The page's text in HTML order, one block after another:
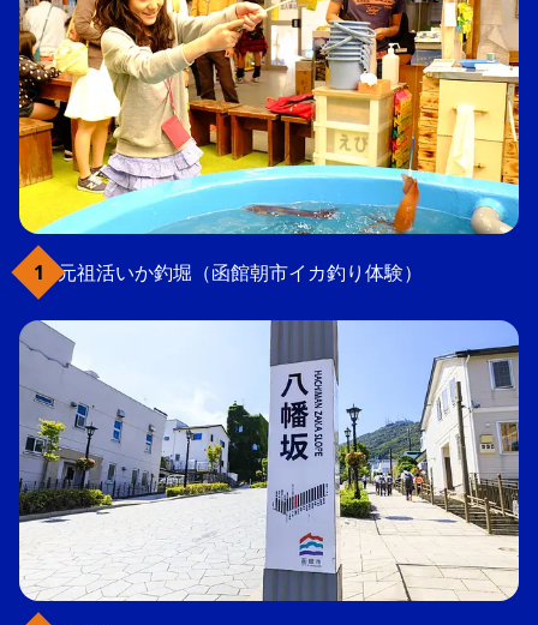
元祖活いか釣堀（函館朝市イカ釣り体験）